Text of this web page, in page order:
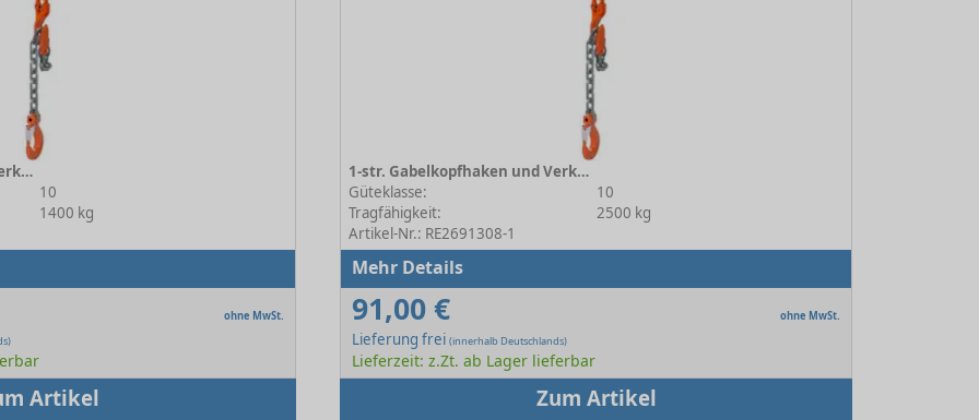
1-str. Gabelkopfhaken und Verkürzer 10-6
10
1400 kg
ohne MwSt.
Artikel
1-str. Gabelkopfhaken und Verkürzer 10-8
Güteklasse:
10
Tragfähigkeit:
2500 kg
Artikel-Nr.: RE2691308-1
Mehr Details
91,00 € ohne MwSt.
Lieferung frei(innerhalb Deutschlands)
Lieferzeit: z.Zt. ab Lager lieferbar
Zum Artikel